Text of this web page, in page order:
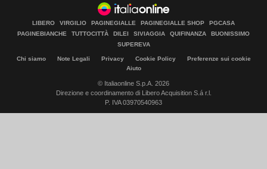
LIBERO VIRGILIO PAGINEGIALLE PAGINEGIALLE SHOP
PGCASA
PAGINEBIANCHE
TUTTOCITTÀ DILEI SIVIAGGIA QUIFINANZA
BUONISSIMO
SUPEREVA
Chi siamo Note Legali Privacy Cookie Policy
Preferenze sui cookie
Aiuto
© Italiaonline S.p.A. 2026
Direzione e coordinamento di Libero Acquisition S.á r.l.
P. IVA 03970540963